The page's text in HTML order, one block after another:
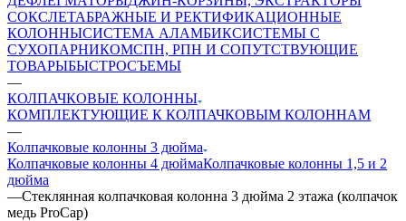
СОКСЛЕТАБРАЖНЫЕ И РЕКТИФИКАЦИОННЫЕ
КОЛОННЫСИСТЕМА АЛАМБИКСИСТЕМЫ С
СУХОПАРНИКОМСПН, РПН И СОПУТСТВУЮЩИЕ
ТОВАРЫБЫСТРОСЪЕМЫ
—
КОЛПАЧКОВЫЕ КОЛОННЫ
КОМПЛЕКТУЮЩИЕ К КОЛПАЧКОВЫМ КОЛОННАМ
—
Колпачковые колонны 3 дюйма
Колпачковые колонны 4 дюймаКолпачковые колонны 1,5 и 2
дюйма
—Стеклянная колпачковая колонна 3 дюйма 2 этажа (колпачок
медь ProCap)